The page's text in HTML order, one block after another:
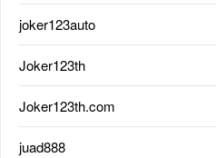
joker123auto
Joker123th
Joker123th.com
juad888